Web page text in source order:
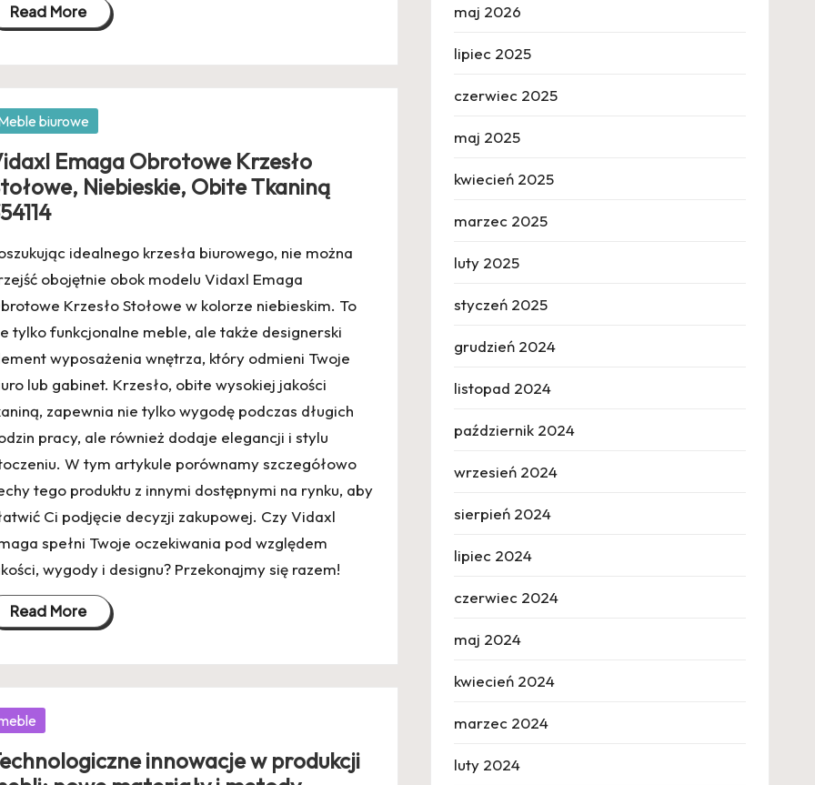
Read More
biurowe
Emaga Obrotowe Krzesło
Niebieskie, Obite Tkaniną
idealnego krzesła biurowego, nie można
obojętnie obok modelu Vidaxl Emaga
Krzesło Stołowe w kolorze niebieskim. To
tylko funkcjonalne meble, ale także designerski
wyposażenia wnętrza, który odmieni Twoje
lub gabinet. Krzesło, obite wysokiej jakości
zapewnia nie tylko wygodę podczas długich
pracy, ale również dodaje elegancji i stylu
W tym artykule porównamy szczegółowo
tego produktu z innymi dostępnymi na rynku, aby
Ci podjęcie decyzji zakupowej. Czy Vidaxl
spełni Twoje oczekiwania pod względem
wygody i designu? Przekonajmy się razem!
Read More
innowacje w produkcji
maj 2026
lipiec 2025
czerwiec 2025
maj 2025
kwiecień 2025
marzec 2025
luty 2025
styczeń 2025
grudzień 2024
listopad 2024
październik 2024
wrzesień 2024
sierpień 2024
lipiec 2024
czerwiec 2024
maj 2024
kwiecień 2024
marzec 2024
luty 2024